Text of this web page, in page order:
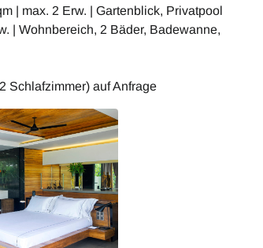
| max. 2 Erw. | Gartenblick, Privatpool
| Wohnbereich, 2 Bäder, Badewanne,
Schlafzimmer) auf Anfrage